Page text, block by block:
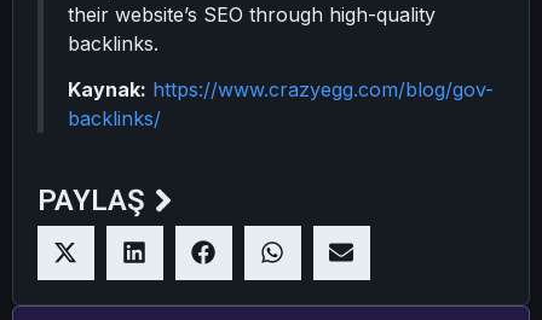
their website’s SEO through high-quality
backlinks.
Kaynak: https://www.crazyegg.com/blog/gov-
backlinks/
PAYLAŞ